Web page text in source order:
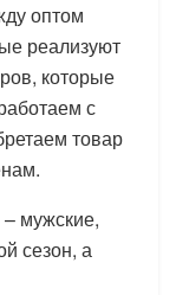
оптом
реализуют
которые
с
товар
мужские,
сезон, а